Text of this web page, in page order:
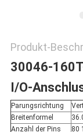
Produkt-
30046-
I/O-
Parungsrichtung
Breitenformel
Anzahl der Pins
80